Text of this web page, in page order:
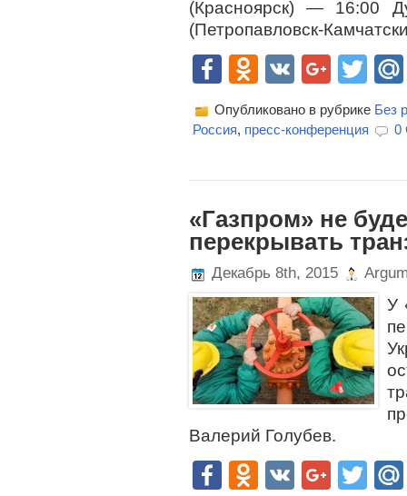
(Красноярск) — 16:00
(Петропавловск-
Facebook
VK
Опубликовано в рубрике Без
Россия, пресс-конференция 0
«Газпром» не
перекрывать
Декабрь 8th, 2015
У
Валерий Голубев.
Facebook
VK